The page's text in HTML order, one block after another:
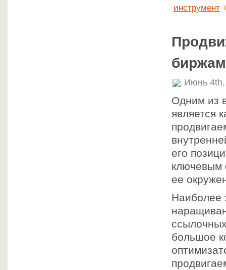
инструмент
Июнь
Одним из
является
его
ключевым
ее
Наиболее
большое